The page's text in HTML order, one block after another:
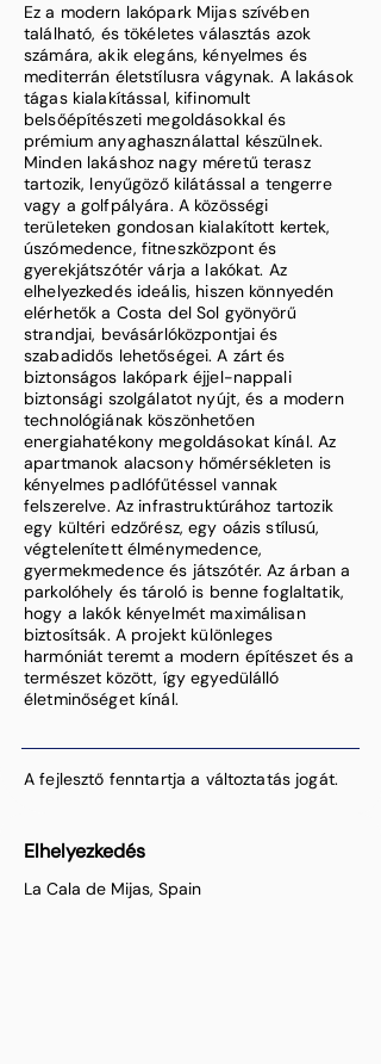
Ez a modern lakópark Mijas szívében
található, és tökéletes választás azok
számára, akik elegáns, kényelmes és
mediterrán életstílusra vágynak. A lakások
tágas kialakítással, kifinomult
belsőépítészeti megoldásokkal és
prémium anyaghasználattal készülnek.
Minden lakáshoz nagy méretű terasz
tartozik, lenyűgöző kilátással a tengerre
vagy a golfpályára. A közösségi
területeken gondosan kialakított kertek,
úszómedence, fitneszközpont és
gyerekjátszótér várja a lakókat. Az
elhelyezkedés ideális, hiszen könnyedén
elérhetők a Costa del Sol gyönyörű
strandjai, bevásárlóközpontjai és
szabadidős lehetőségei. A zárt és
biztonságos lakópark éjjel-nappali
biztonsági szolgálatot nyújt, és a modern
technológiának köszönhetően
energiahatékony megoldásokat kínál. Az
apartmanok alacsony hőmérsékleten is
kényelmes padlófűtéssel vannak
felszerelve. Az infrastruktúrához tartozik
egy kültéri edzőrész, egy oázis stílusú,
végtelenített élménymedence,
gyermekmedence és játszótér. Az árban a
parkolóhely és tároló is benne foglaltatik,
hogy a lakók kényelmét maximálisan
biztosítsák. A projekt különleges
harmóniát teremt a modern építészet és a
természet között, így egyedülálló
életminőséget kínál.
A fejlesztő fenntartja a változtatás jogát.
Elhelyezkedés
La Cala de Mijas, Spain